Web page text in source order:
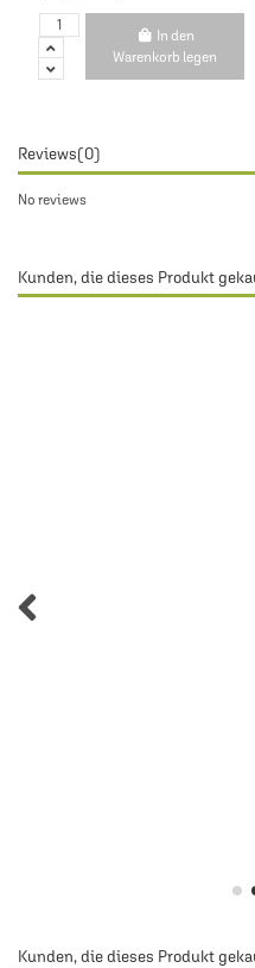
In den
Warenkorb legen
Reviews(0)
No reviews
Kunden, die dieses Produkt
Kunden, die dieses Produkt